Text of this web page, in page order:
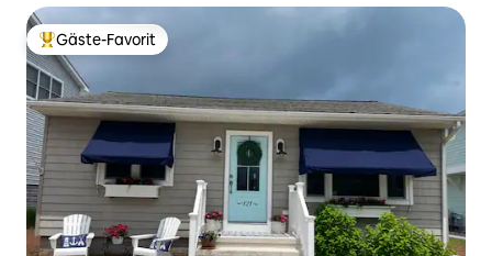
Beliebter Gäste-Favorit.
Gäste-Favorit